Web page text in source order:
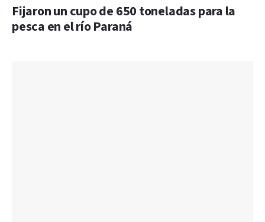
Fijaron un cupo de 650 toneladas para la
pesca en el río Paraná